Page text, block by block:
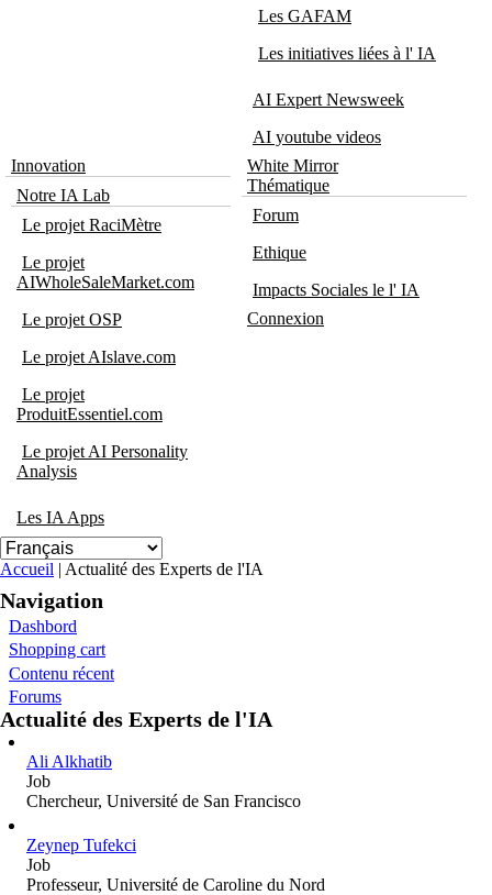
Les GAFAM
Les initiatives liées à l' IA
AI Expert Newsweek
AI youtube videos
Innovation
Notre IA Lab
Le projet RaciMètre
Le projet
AIWholeSaleMarket.com
Le projet OSP
Le projet AIslave.com
Le projet
ProduitEssentiel.com
Le projet AI Personality
Analysis
Les IA Apps
White Mirror
Thématique
Forum
Ethique
Impacts Sociales le l' IA
Connexion
Vous êtes ici
Accueil | Actualité des Experts de l'IA
Navigation
Dashbord
Shopping cart
Contenu récent
Forums
Actualité des Experts de l'IA
Ali Alkhatib
Job
Chercheur, Université de San Francisco
Zeynep Tufekci
Job
Professeur, Université de Caroline du Nord